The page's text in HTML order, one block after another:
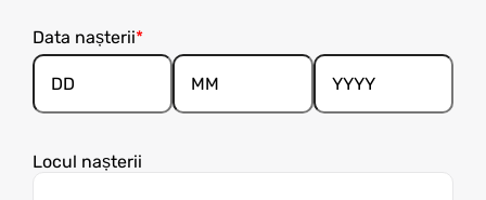
Data nașterii
Locul nașterii